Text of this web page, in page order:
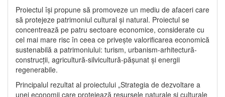
Proiectul își propune să promoveze un mediu de afaceri care
să protejeze patrimoniul cultural și natural. Proiectul se
concentrează pe patru sectoare economice, considerate cu
cel mai mare risc în ceea ce privește valorificarea economică
sustenabilă a patrimoniului: turism, urbanism-arhitectură-
construcții, agricultură-silvicultură-pășunat și energii
regenerabile.
Principalul rezultat al proiectului „Strategia de dezvoltare a
unei economii care protejează resursele naturale și culturale